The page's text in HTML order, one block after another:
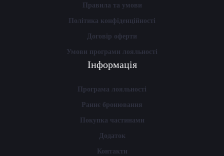
Правила та умови
Політика конфіденційності
Договір оферти
Умови програми лояльності
Інформація
Програма лояльності
Раннє бронювання
Покупка частинами
Додаток
Контакти